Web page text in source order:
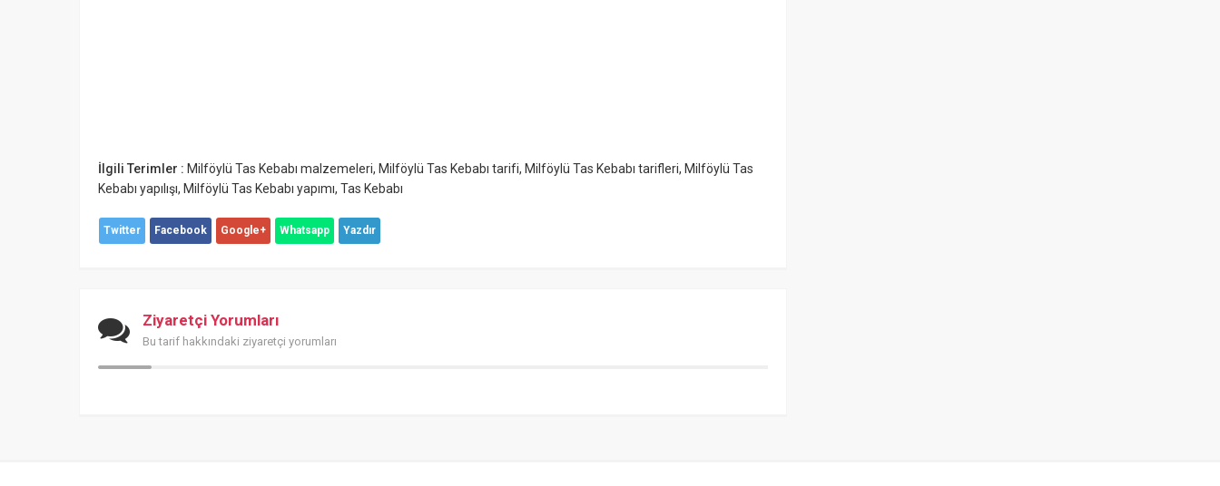
İlgili Terimler : Milföylü Tas Kebabı malzemeleri, Milföylü Tas Kebabı tarifi, Milföylü Tas Kebabı tarifleri, Milföylü Tas
Kebabı yapılışı, Milföylü Tas Kebabı yapımı, Tas Kebabı
Twitter Facebook Google+ Whatsapp Yazdır
Ziyaretçi Yorumları
Bu tarif hakkındaki ziyaretçi yorumları